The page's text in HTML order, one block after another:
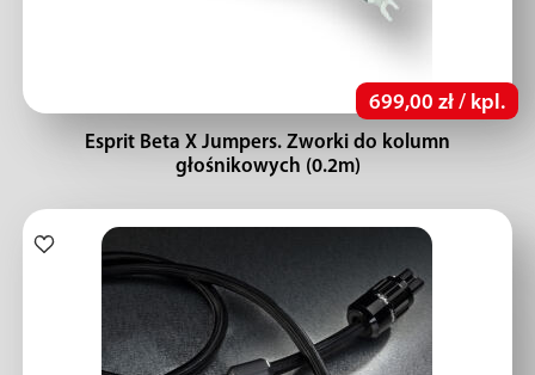
699,00 zł / kpl.
Esprit Beta X Jumpers. Zworki do kolumn
głośnikowych (0.2m)